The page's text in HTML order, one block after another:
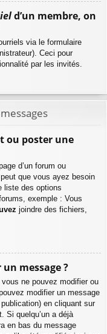
d’un membre, on
via le formulaire
Ceci pour
par les invités.
ou poster une
d’un forum ou
que vous ayez besoin
liste des options
exemple : Vous
joindre des fichiers,
message ?
ne pouvez modifier ou
modifier un message
en cliquant sur
Si quelqu’un a déjà
en bas du message